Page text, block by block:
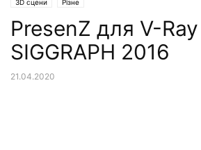
3D сцени Різне
PresenZ для V-
SIGGRAPH 2016
21.04.2020